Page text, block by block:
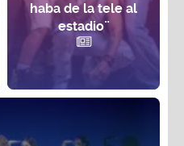
haba de la tele al
estadio¨